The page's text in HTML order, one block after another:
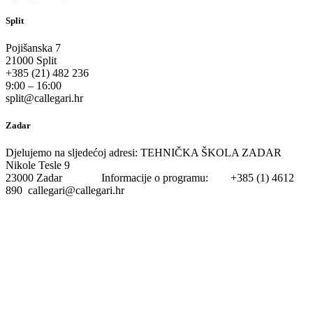
Split
Pojišanska 7
21000 Split
+385 (21) 482 236
9:00 – 16:00
split@callegari.hr
Zadar
Djelujemo na sljedećoj adresi: TEHNIČKA ŠKOLA ZADAR
Nikole Tesle 9
23000 Zadar Informacije o programu: +385 (1) 4612
890 callegari@callegari.hr